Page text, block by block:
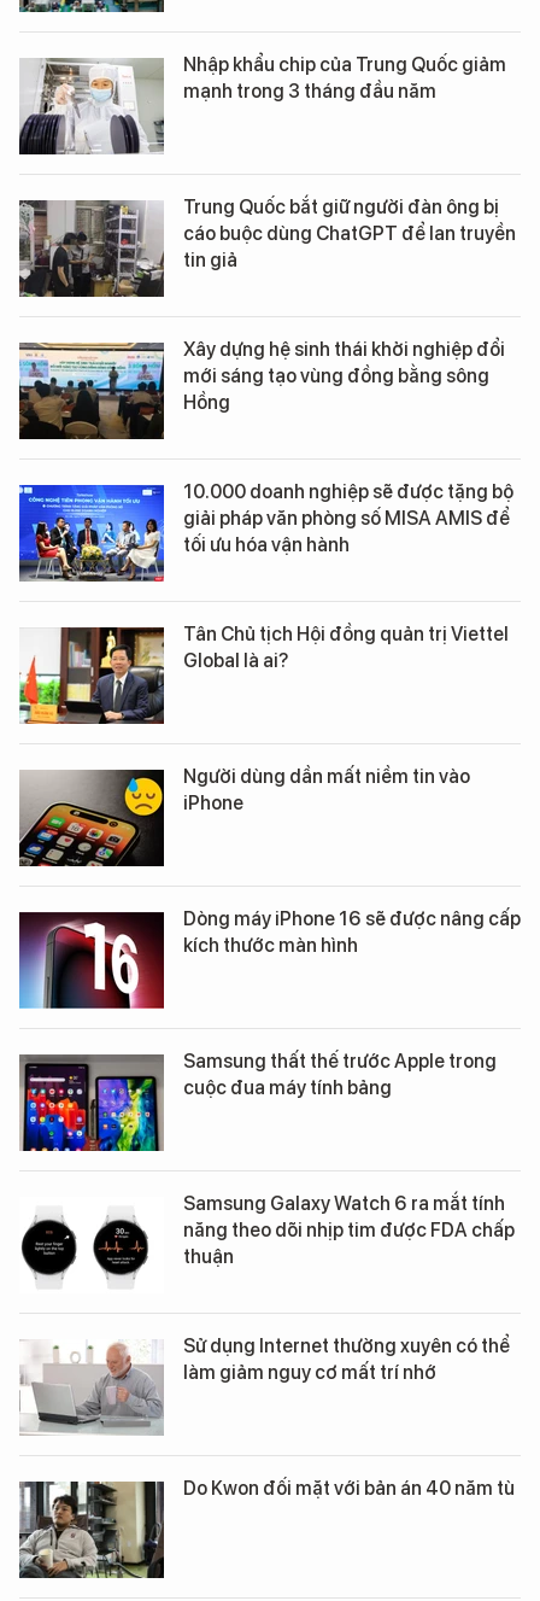
Nhập khẩu chip của Trung Quốc giảm
mạnh trong 3 tháng đầu năm
Trung Quốc bắt giữ người đàn ông bị
cáo buộc dùng ChatGPT để lan truyền
tin giả
Xây dựng hệ sinh thái khởi nghiệp đổi
mới sáng tạo vùng đồng bằng sông
Hồng
10.000 doanh nghiệp sẽ được tặng bộ
giải pháp văn phòng số MISA AMIS để
tối ưu hóa vận hành
Tân Chủ tịch Hội đồng quản trị Viettel
Global là ai?
Người dùng dần mất niềm tin vào
iPhone
Dòng máy iPhone 16 sẽ được nâng cấp
kích thước màn hình
Samsung thất thế trước Apple trong
cuộc đua máy tính bảng
Samsung Galaxy Watch 6 ra mắt tính
năng theo dõi nhịp tim được FDA chấp
thuận
Sử dụng Internet thường xuyên có thể
làm giảm nguy cơ mất trí nhớ
Do Kwon đối mặt với bản án 40 năm tù